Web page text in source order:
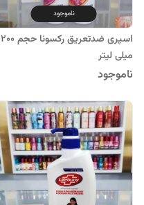
ناموجود
اسپری ضدتعریق رکسونا حجم 200
میلی لیتر
ناموجود